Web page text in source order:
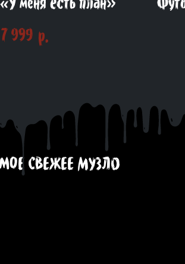
меня есть план»
7 999 р.
СВЕЖЕЕ МУЗЛО